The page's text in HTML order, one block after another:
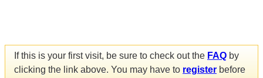
If this is your first visit, be sure to check out the FAQ by
clicking the link above. You may have to register before